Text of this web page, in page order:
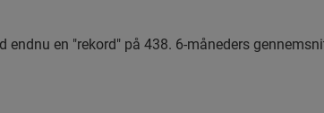
en "rekord" på 438. 6-måneders